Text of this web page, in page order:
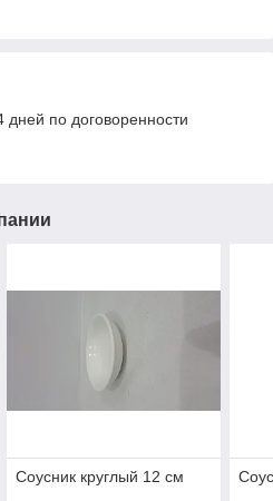
дней по договоренности
Соусник круглый 12 см